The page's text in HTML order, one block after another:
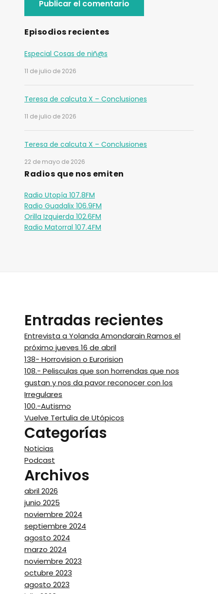
Episodios recientes
Especial Cosas de niñ@s
11 de julio de 2026
Teresa de calcuta X – Conclusiones
11 de julio de 2026
Teresa de calcuta X – Conclusiones
22 de mayo de 2026
Radios que nos emiten
Radio Utopía 107.8FM
Radio Guadalix 106.9FM
Orilla Izquierda 102.6FM
Radio Matorral 107.4FM
Entradas recientes
Entrevista a Yolanda Amondarain Ramos el
próximo jueves 16 de abril
138- Horrovision o Eurorision
108.- Pelisculas que son horrendas que nos
gustan y nos da pavor reconocer con los
Irregulares
100.-Autismo
Vuelve Tertulia de Utópicos
Categorías
Noticias
Podcast
Archivos
abril 2026
junio 2025
noviembre 2024
septiembre 2024
agosto 2024
marzo 2024
noviembre 2023
octubre 2023
agosto 2023